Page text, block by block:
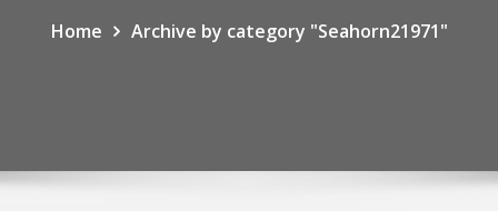
Home Archive by category "Seahorn21971"